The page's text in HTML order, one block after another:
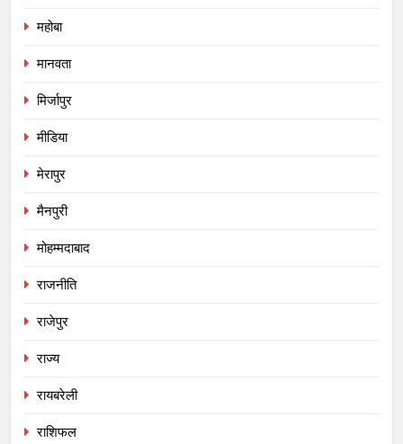
महोबा
मानवता
मिर्जापुर
मीडिया
मेरापुर
मैनपुरी
मोहम्मदाबाद
राजनीति
राजेपुर
राज्य
रायबरेली
राशिफल